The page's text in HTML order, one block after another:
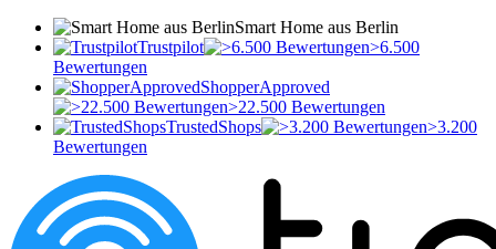
Smart Home aus Berlin
Trustpilot
>6.500
Bewertungen
ShopperApproved
>22.500 Bewertungen
TrustedShops
>3.200
Bewertungen